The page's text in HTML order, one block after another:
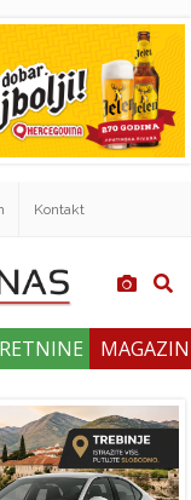
Kontakt